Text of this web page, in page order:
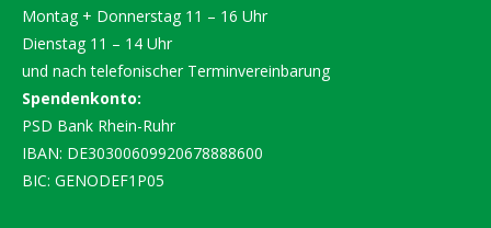
Montag + Donnerstag 11 – 16 Uhr
Dienstag 11 – 14 Uhr
und nach telefonischer Terminvereinbarung
Spendenkonto:
PSD Bank Rhein-Ruhr
IBAN: DE30300609920678888600
BIC: GENODEF1P05